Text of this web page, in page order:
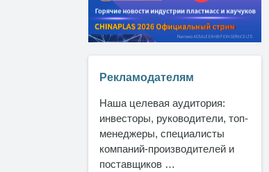
Рекламодателям
Наша целевая аудитория:
инвесторы, руководители, топ-
менеджеры, специалисты
компаний-производителей и
поставщиков …